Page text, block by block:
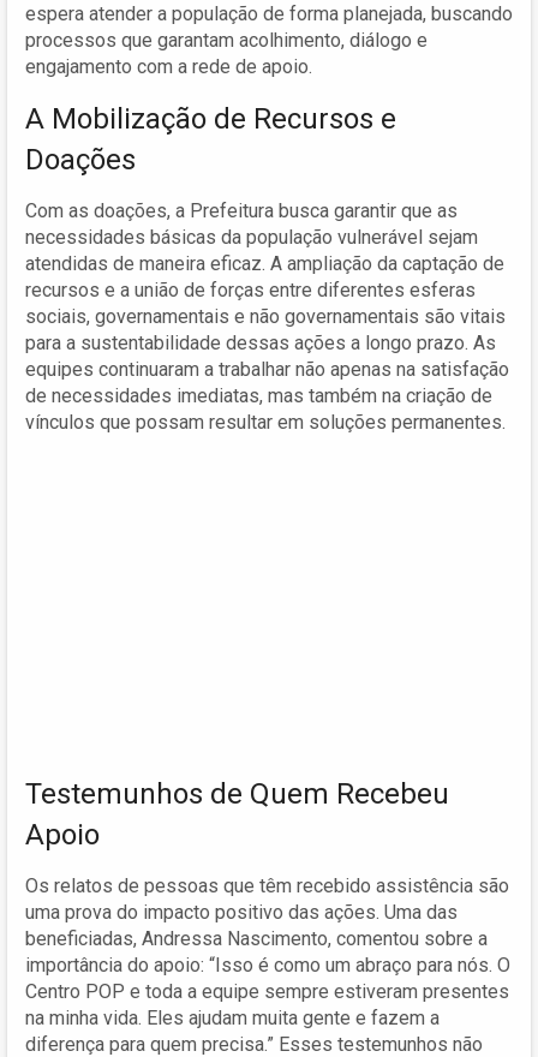
espera atender a população de forma planejada, buscando
processos que garantam acolhimento, diálogo e
engajamento com a rede de apoio.
A Mobilização de Recursos e
Doações
Com as doações, a Prefeitura busca garantir que as
necessidades básicas da população vulnerável sejam
atendidas de maneira eficaz. A ampliação da captação de
recursos e a união de forças entre diferentes esferas
sociais, governamentais e não governamentais são vitais
para a sustentabilidade dessas ações a longo prazo. As
equipes continuaram a trabalhar não apenas na satisfação
de necessidades imediatas, mas também na criação de
vínculos que possam resultar em soluções permanentes.
Testemunhos de Quem Recebeu
Apoio
Os relatos de pessoas que têm recebido assistência são
uma prova do impacto positivo das ações. Uma das
beneficiadas, Andressa Nascimento, comentou sobre a
importância do apoio: “Isso é como um abraço para nós. O
Centro POP e toda a equipe sempre estiveram presentes
na minha vida. Eles ajudam muita gente e fazem a
diferença para quem precisa.” Esses testemunhos não